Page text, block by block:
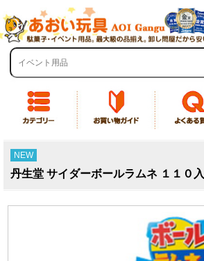
NEW
丹生堂 サイダーボールラムネ １１０入